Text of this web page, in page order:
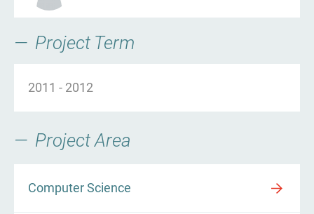
Project Term
2011 - 2012
Project Area
Computer Science